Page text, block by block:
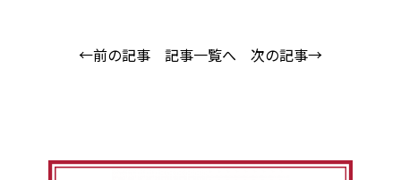
←前の記事 記事一覧へ 次の記事→